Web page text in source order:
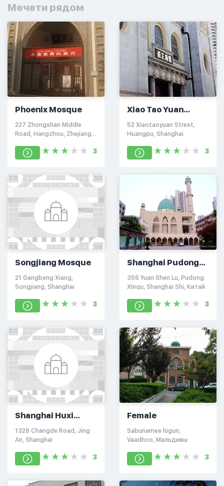
Мечети рядом
Phoenix Mosque
227 Zhongshan Middle
Road, Hangzhou, Zhejiang
3
Xiao Tao Yuan
Mosque
52 Xiaotaoyuan Street,
Huangpu, Shanghai
3
Songjiang Mosque
21 Gangbeng Xiang,
Songjiang, Shanghai
3
Shanghai Pudong
Mosque
355 Yuan Shen Lu, Pudong
Xinqu, Shanghai Shi, Китай
3
Shanghai Huxi
Mosque of China
1328 Changde Road, Jing
An, Shanghai
3
Female
Sabunamee higun,
Vaadhoo, Мальдивы
3